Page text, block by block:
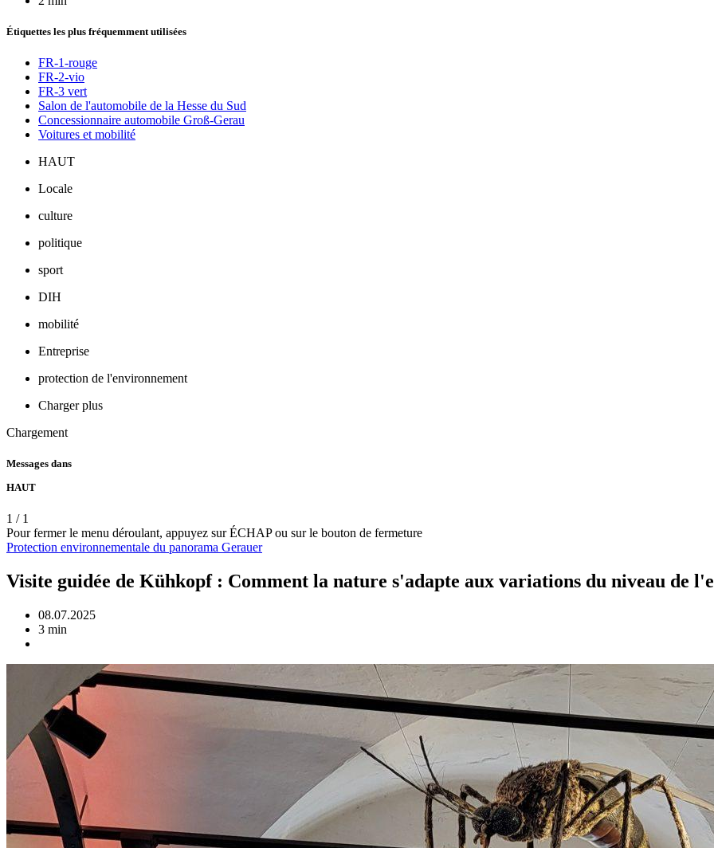
Étiquettes les plus fréquemment utilisées
FR-1-rouge
FR-2-vio
FR-3 vert
Salon de l'automobile de la Hesse du Sud
Concessionnaire automobile Groß-Gerau
Voitures et mobilité
HAUT
Locale
culture
politique
sport
DIH
mobilité
Entreprise
protection de l'environnement
Charger plus
Chargement
Messages dans
HAUT
1 / 1
Pour fermer le menu déroulant, appuyez sur ÉCHAP ou sur le bouton de fermeture
Protection environnementale du panorama Gerauer
Visite guidée de Kühkopf : Comment la nature s'adapte aux variations du niveau de
08.07.2025
3 min